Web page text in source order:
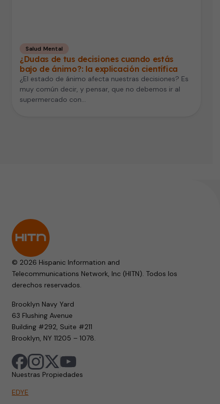
Salud Mental
¿Dudas de tus decisiones cuando estás
bajo de ánimo?: la explicación científica
¿El estado de ánimo afecta nuestras decisiones? Es
muy común decir, y pensar, que no debemos ir al
supermercado con…
© 2026 Hispanic Information and
Telecommunications Network, Inc (HITN). Todos los
derechos reservados.
Brooklyn Navy Yard
63 Flushing Avenue
Building #292, Suite #211
Brooklyn, NY 11205 – 1078.
Nuestras Propiedades
EDYE